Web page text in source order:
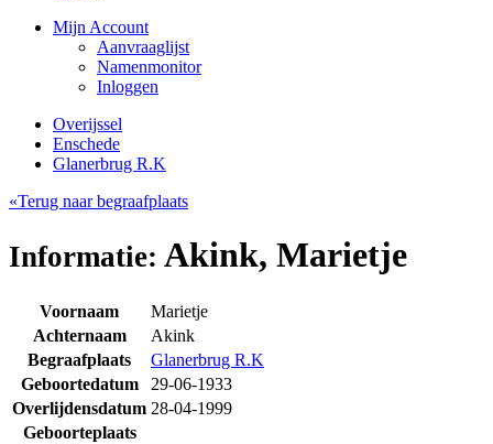
Mijn Account
Aanvraaglijst
Namenmonitor
Inloggen
Overijssel
Enschede
Glanerbrug R.K
«Terug naar begraafplaats
Informatie: Akink, Marietje
Voornaam
Marietje
Achternaam
Akink
Begraafplaats
Glanerbrug R.K
Geboortedatum
29-06-1933
Overlijdensdatum 28-04-1999
Geboorteplaats